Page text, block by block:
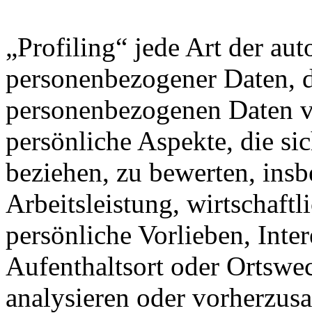
„Profiling“ jede Art der
personenbezogener Daten,
personenbezogenen Daten
persönliche Aspekte, die
beziehen, zu bewerten,
Arbeitsleistung,
persönliche Vorlieben,
Aufenthaltsort oder
analysieren oder